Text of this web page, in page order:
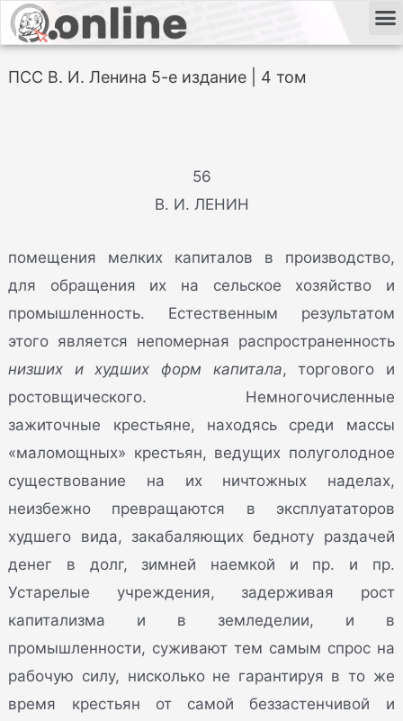
ПСС В. И. Ленина 5-е издание | 4 том
56
В. И. ЛЕНИН
помещения мелких капиталов в производство,
для обращения их на сельское хозяйство и
промышленность. Естественным результатом
этого является непомерная распространенность
низших и худших форм капитала, торгового и
ростовщического. Немногочисленные
зажиточные крестьяне, находясь среди массы
«маломощных» крестьян, ведущих полуголодное
существование на их ничтожных наделах,
неизбежно превращаются в эксплуататоров
худшего вида, закабаляющих бедноту раздачей
денег в долг, зимней наемкой и пр. и пр.
Устарелые учреждения, задерживая рост
капитализма и в земледелии, и в
промышленности, суживают тем самым спрос на
рабочую силу, нисколько не гарантируя в то же
время крестьян от самой беззастенчивой и